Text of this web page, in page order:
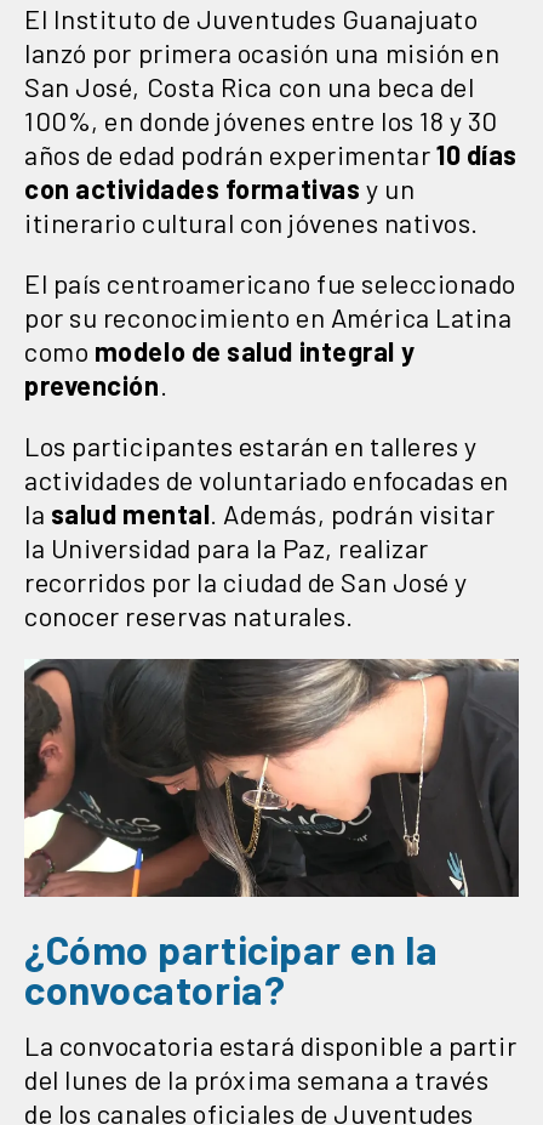
El Instituto de Juventudes Guanajuato
lanzó por primera ocasión una misión en
San José, Costa Rica con una beca del
100%, en donde jóvenes entre los 18 y 30
años de edad podrán experimentar10 días
con actividades formativas y un
itinerario cultural con jóvenes nativos.
El país centroamericano fue seleccionado
por su reconocimiento en América Latina
como modelo de salud integral y
prevención
Los participantes estarán en talleres y
actividades de voluntariado enfocadas en
la salud mental . Además, podrán visitar
la Universidad para la Paz, realizar
recorridos por la ciudad de San José y
conocer reservas naturales.
¿Cómo participar en la
convocatoria?
La convocatoria estará disponible a partir
del lunes de la próxima semana a través
de los canales oficiales de Juventudes